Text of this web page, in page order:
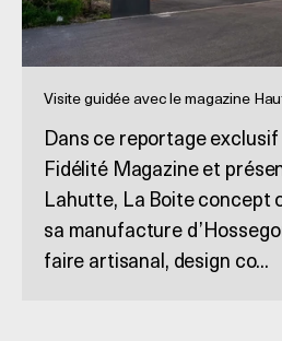
Visite guidée avec le magazine
Dans ce reportage
Fidélité Magazine et
Lahutte, La Boite concept
sa manufacture
faire artisanal, design co...